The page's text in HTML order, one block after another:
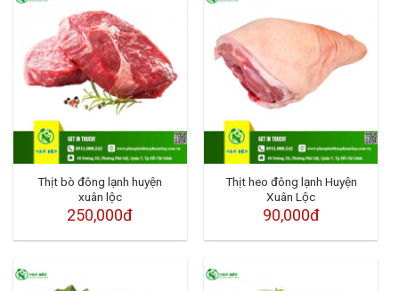
Thịt bò đông lạnh huyện
xuân lộc
250,000đ
Thịt heo đông lạnh Huyện
Xuân Lộc
90,000đ